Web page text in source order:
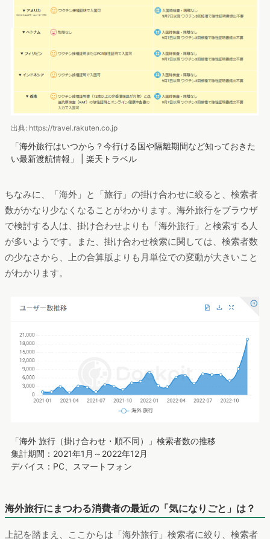
出典: https://travel.rakuten.co.jp
「海外旅行はいつから？今行ける国や隔離期間など知っておきた
い最新渡航情報」 | 楽天トラベル
ちなみに、「海外」と「旅行」の掛け合わせに絞ると、検索者
数がかなり少なくなることがわかります。海外旅行をブラウザ
で検討する人は、掛け合わせよりも「海外旅行」と検索する人
が多いようです。また、掛け合わせ検索に関しては、検索者数
の少なさから、上の合算版よりも月単位での変動が大きいこと
がわかります。
「海外 旅行（掛け合わせ・順不同）」検索者数の推移
集計期間：2021年1月～2022年12月
デバイス：PC、スマートフォン
海外旅行にまつわる消費者の最近の「気になりごと」は？
上記を踏まえ、ここからは「海外旅行」検索者に絞り、検索者